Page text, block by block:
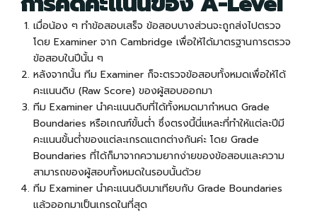
เมื่อน้อง ๆ ทำข้อสอบเสร็จ ข้อสอบบางส่วนจะถูกส่งไปตรวจ
โดย Examiner จาก Cambridge เพื่อให้ได้มาตรฐานการตรวจ
ข้อสอบในปีนั้น ๆ
หลังจากนั้น ทีม Examiner ก็จะตรวจข้อสอบทั้งหมดเพื่อให้ได้
คะแนนดิบ (Raw Score) ของผู้สอบออกมา
ทีม Examiner นำคะแนนดิบที่ได้ทั้งหมดมากำหนด Grade
Boundaries หรือเกณฑ์ขั้นต่ำ ซึ่งตรงนี้นี่แหละที่ทำให้แต่ละปีมี
คะแนนขั้นต่ำของแต่ละเกรดแตกต่างกันค่ะ โดย Grade
Boundaries ที่ได้ก็มาจากความยากง่ายของข้อสอบและความ
สามารถของผู้สอบทั้งหมดในรอบนั้นด้วย
ทีม Examiner นำคะแนนดิบมาเทียบกับ Grade Boundaries
แล้วออกมาเป็นเกรดในที่สุด